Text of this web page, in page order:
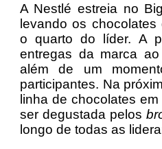
A Nestlé estreia no
levando os
o quarto do líder. A
entregas da marca
além de um
participantes. Na
linha de chocolates
ser degustada pelos
longo de todas as